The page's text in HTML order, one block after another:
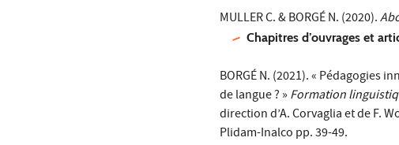
MULLER C. & BORGÉ N. (2020).
Chapitres d’ouvrages et
BORGÉ N. (2021). «
de langue ? » Formation
direction d’A. Corvaglia et de F.
Plidam-Inalco pp. 39-49.